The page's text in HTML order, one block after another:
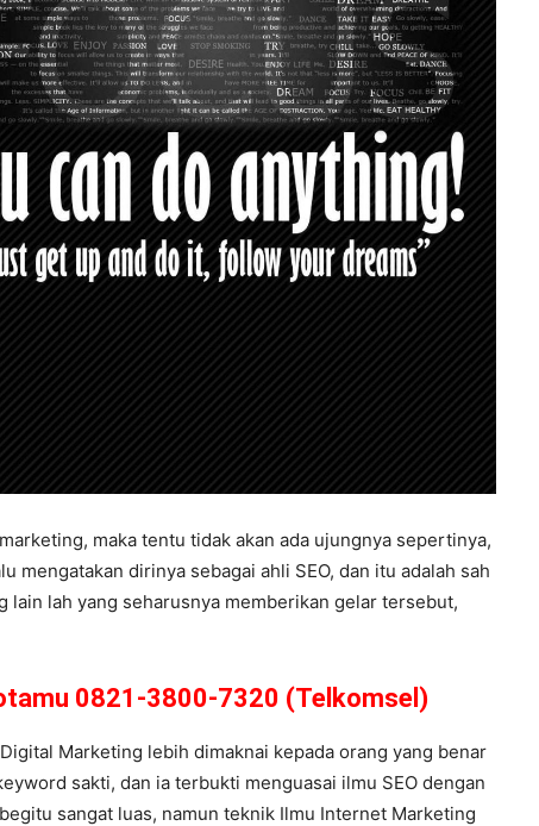
maka tentu tidak akan ada ujungnya sepertinya,
mengatakan dirinya sebagai ahli SEO, dan itu adalah sah
lain lah yang seharusnya memberikan gelar tersebut,
0821-3800-7320 (Telkomsel)
Marketing lebih dimaknai kepada orang yang benar
sakti, dan ia terbukti menguasai ilmu SEO dengan
sangat luas, namun teknik Ilmu Internet Marketing